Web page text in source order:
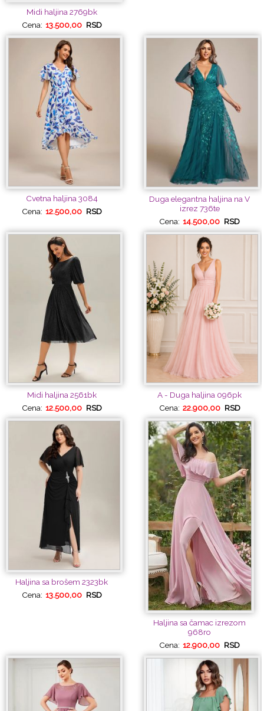
Midi haljina 2769bk
Cena: 13.500,00 RSD
Cvetna haljina 3084
Cena: 12.500,00 RSD
Duga elegantna haljina na V
izrez 736te
Cena: 14.500,00 RSD
Midi haljina 2561bk
Cena: 12.500,00 RSD
A - Duga haljina 096pk
Cena: 22.900,00 RSD
Haljina sa brošem 2323bk
Cena: 13.500,00 RSD
Haljina sa čamac izrezom
968ro
Cena: 12.900,00 RSD